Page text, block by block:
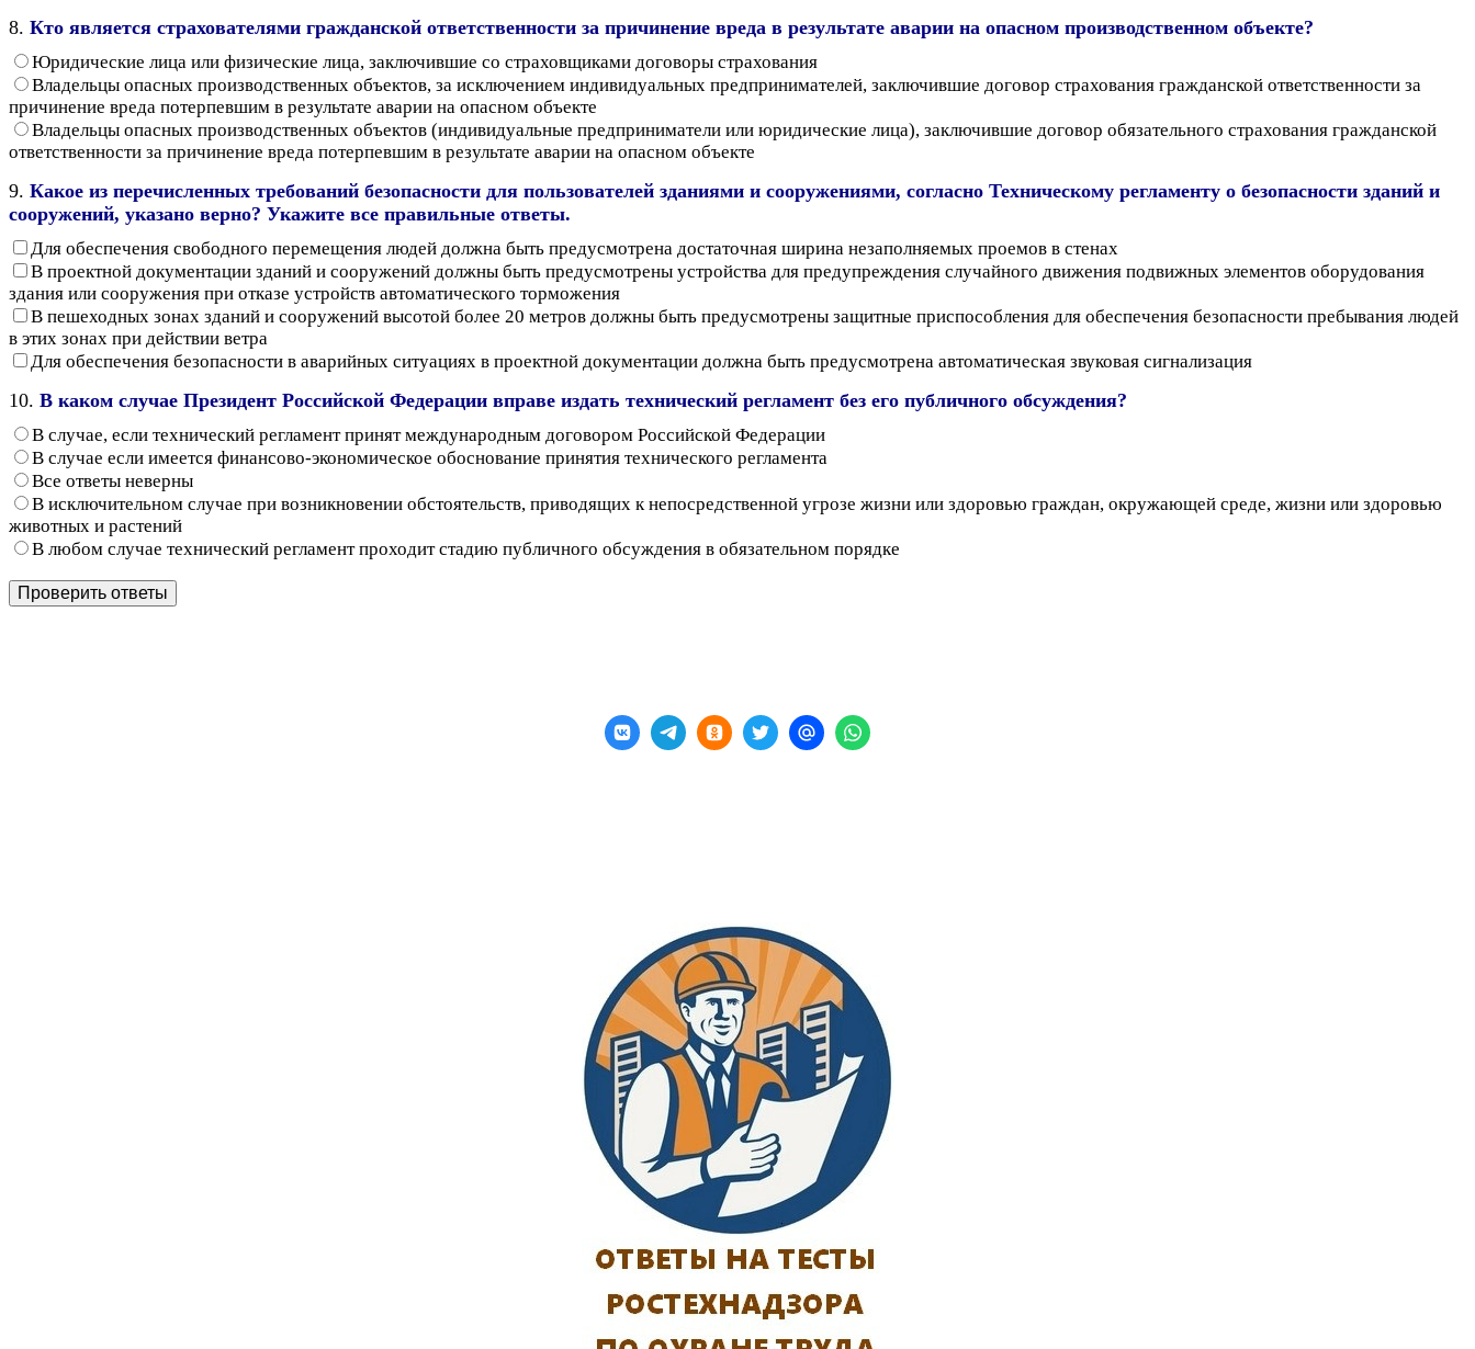
8. Кто является страхователями гражданской ответственности за причинение вреда в результате аварии на опасном производственном объекте?
Юридические лица или физические лица, заключившие со страховщиками договоры страхования
Владельцы опасных производственных объектов, за исключением индивидуальных предпринимателей, заключившие договор страхования гражданской ответственности за
причинение вреда потерпевшим в результате аварии на опасном объекте
Владельцы опасных производственных объектов (индивидуальные предприниматели или юридические лица), заключившие договор обязательного страхования гражданской
ответственности за причинение вреда потерпевшим в результате аварии на опасном объекте
9. Какое из перечисленных требований безопасности для пользователей зданиями и сооружениями, согласно Техническому регламенту о безопасности зданий и
сооружений, указано верно? Укажите все правильные ответы.
Для обеспечения свободного перемещения людей должна быть предусмотрена достаточная ширина незаполняемых проемов в стенах
В проектной документации зданий и сооружений должны быть предусмотрены устройства для предупреждения случайного движения подвижных элементов оборудования
здания или сооружения при отказе устройств автоматического торможения
В пешеходных зонах зданий и сооружений высотой более 20 метров должны быть предусмотрены защитные приспособления для обеспечения безопасности пребывания людей
в этих зонах при действии ветра
Для обеспечения безопасности в аварийных ситуациях в проектной документации должна быть предусмотрена автоматическая звуковая сигнализация
10. В каком случае Президент Российской Федерации вправе издать технический регламент без его публичного обсуждения?
В случае, если технический регламент принят международным договором Российской Федерации
В случае если имеется финансово-экономическое обоснование принятия технического регламента
Все ответы неверны
В исключительном случае при возникновении обстоятельств, приводящих к непосредственной угрозе жизни или здоровью граждан, окружающей среде, жизни или здоровью
животных и растений
В любом случае технический регламент проходит стадию публичного обсуждения в обязательном порядке